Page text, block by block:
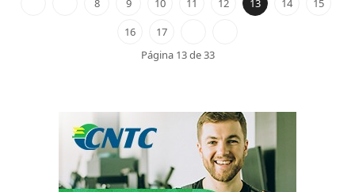
8 9 10 11 12 13 14
15
16
17
Página 13 de 33